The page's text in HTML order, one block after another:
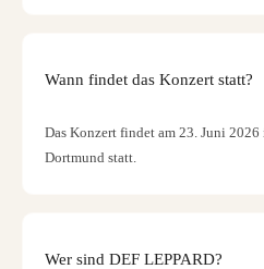
Wann findet das Konzert statt?
Das Konzert findet am 23. Juni
Dortmund statt.
Wer sind DEF LEPPARD?